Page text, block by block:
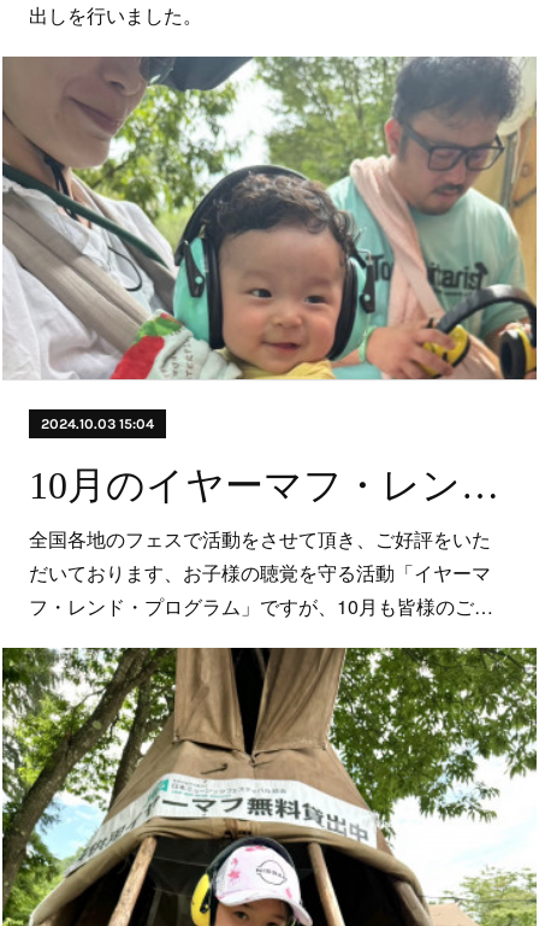
出しを行いました。
2024.10.03 15:04
10月のイヤーマフ・レンドプログラム 参加・実施予定フェスのお知らせ
全国各地のフェスで活動をさせて頂き、ご好評をいた
だいております、お子様の聴覚を守る活動「イヤーマ
フ・レンド・プログラム」ですが、10月も皆様のご…